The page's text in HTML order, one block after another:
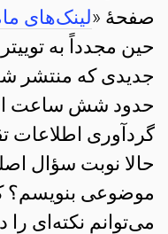
صفحهٔ «لینک‌‌های ماهِ
حین مجدداً به
جدیدی که منتشر
حدود شش ساعت
گردآوری اطلاعات
حالا نوبت سؤال
موضوعی بنویسم؟
می‌توانم نکته‌ای را